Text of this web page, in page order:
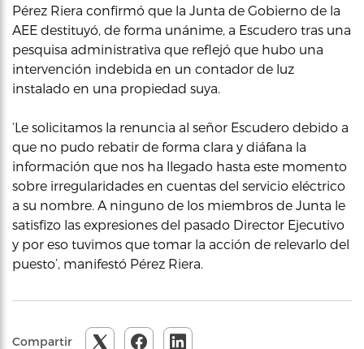
Pérez Riera confirmó que la Junta de Gobierno de la
AEE destituyó, de forma unánime, a Escudero tras una
pesquisa administrativa que reflejó que hubo una
intervención indebida en un contador de luz
instalado en una propiedad suya.
‘Le solicitamos la renuncia al señor Escudero debido a
que no pudo rebatir de forma clara y diáfana la
información que nos ha llegado hasta este momento
sobre irregularidades en cuentas del servicio eléctrico
a su nombre. A ninguno de los miembros de Junta le
satisfizo las expresiones del pasado Director Ejecutivo
y por eso tuvimos que tomar la acción de relevarlo del
puesto’, manifestó Pérez Riera.
Compartir